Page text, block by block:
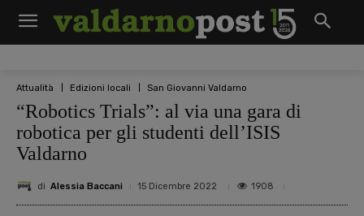
Attualità Edizioni locali San Giovanni Valdarno
“Robotics Trials”: al via una gara di
robotica per gli studenti dell’ISIS
Valdarno
di Alessia Baccani 15 Dicembre 2022 1908